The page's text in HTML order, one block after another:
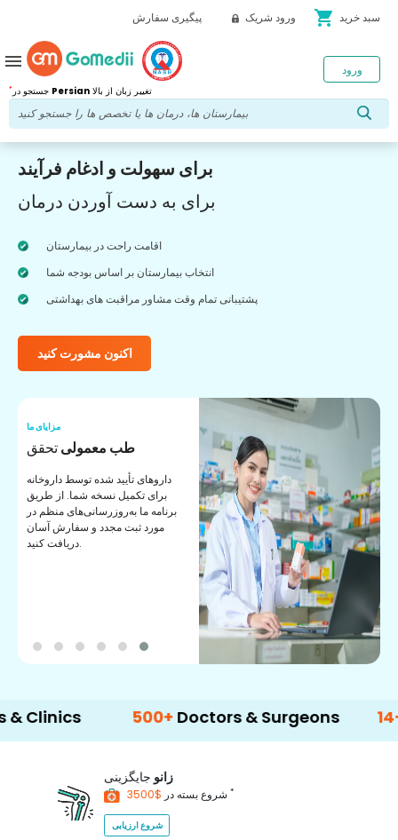
پیگیری سفارش ورود شریک shopping_cart سبد خرید
* Persian تغییر زبان از بالا
ورود menu
برای سهولت و ادغام فرآیند
برای به دست آوردن درمان
اقامت راحت در بیمارستان
انتخاب بیمارستان بر اساس بودجه شما
پشتیبانی تمام وقت مشاور مراقبت های بهداشتی
اکنون مشورت کنید
مزایای ما
طب معمولیتحقق
داروهای تأیید شده توسط داروخانه
برای تکمیل نسخه شما. از طریق
برنامه ما به‌روزرسانی‌های منظم در
مورد ثبت مجدد و سفارش آسان
دریافت کنید.
500+ Doctors & Surgeons 14+
زانو جایگزینی
شروع بسته در *
شروع ارزیابی